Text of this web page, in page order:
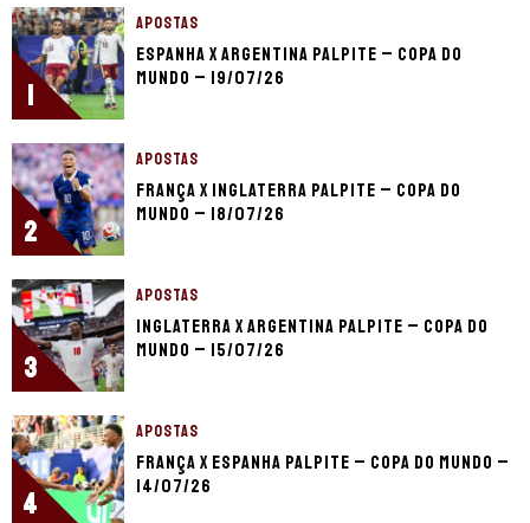
1
APOSTAS
Espanha x Argentina palpite – Copa do
Mundo – 19/07/26
2
APOSTAS
França x Inglaterra palpite – Copa do
Mundo – 18/07/26
3
APOSTAS
Inglaterra x Argentina palpite – Copa do
Mundo – 15/07/26
4
APOSTAS
França x Espanha palpite – Copa do Mundo –
14/07/26